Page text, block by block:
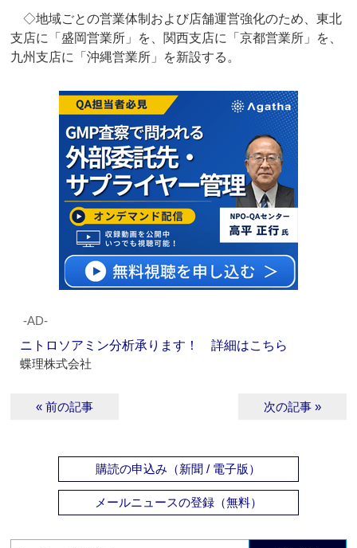
◇地域ごとの営業体制および店舗運営強化のため、東北
支店に「盛岡営業所」を、関西支店に「京都営業所」を、
九州支店に「沖縄営業所」を新設する。
‐AD‐
ニトロソアミン分析承ります！ 詳細はこちら
蝶理株式会社
« 前の記事 次の記事 »
購読の申込み（新聞 / 電子版）
メールニュースの登録（無料）